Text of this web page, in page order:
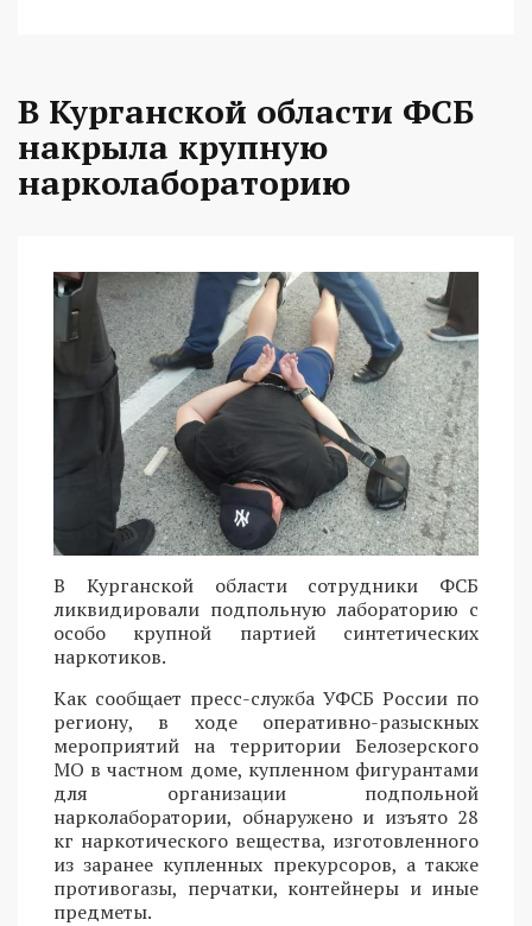
В Курганской области ФСБ
накрыла крупную
нарколабораторию
В Курганской области сотрудники ФСБ
ликвидировали подпольную лабораторию с
особо крупной партией синтетических
наркотиков.
Как сообщает пресс-служба УФСБ России по
региону, в ходе оперативно-разыскных
мероприятий на территории Белозерского
МО в частном доме, купленном фигурантами
для организации подпольной
нарколаборатории, обнаружено и изъято 28
кг наркотического вещества, изготовленного
из заранее купленных прекурсоров, а также
противогазы, перчатки, контейнеры и иные
предметы.